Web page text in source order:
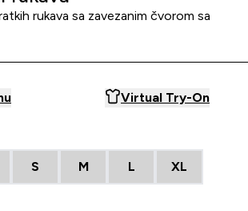
rukava sa zavezanim čvorom sa
Virtual Try-On
S M L XL